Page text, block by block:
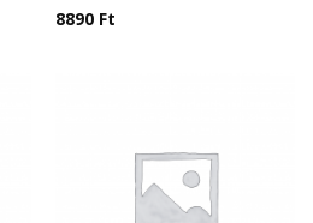
8890 Ft